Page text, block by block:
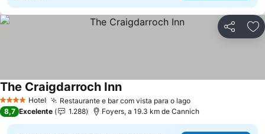
Partilhar
4 EstrelasHotel Restaurante e bar com vista para o lago
The Craigdarroch Inn
8,7 Excelente 1.288 Foyers, a 19.3 km de Cannich